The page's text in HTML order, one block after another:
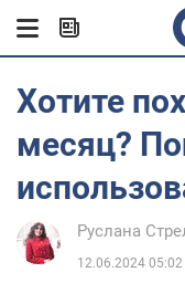
Хотите
месяц?
Руслана
12.06.2024 05:02